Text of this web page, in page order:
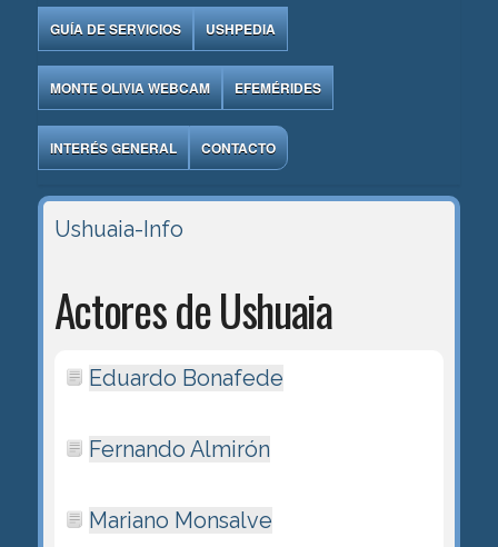
GUÍA DE SERVICIOS USHPEDIA
MONTE OLIVIA WEBCAM EFEMÉRIDES
INTERÉS GENERAL CONTACTO
Ushuaia-Info
Actores de Ushuaia
Eduardo Bonafede
Fernando Almirón
Mariano Monsalve